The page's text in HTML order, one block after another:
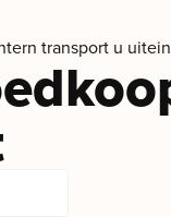
transport u